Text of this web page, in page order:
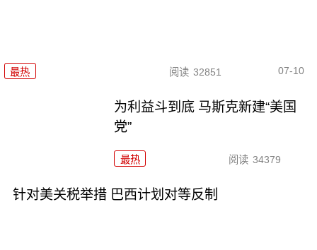
最热 阅读 32851 07-10
为利益斗到底 马斯克新建“美国
党”
最热 阅读 34379
针对美关税举措 巴西计划对等反制